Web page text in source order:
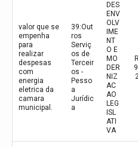
valor que se
empenha
para
realizar
despesas
com
energia
eletrica da
camara
municipal.
39:Out
ros
Serviç
os de
Terceir
os -
Pesso
a
Jurídic
a
DES
ENV
OLV
IME
NT
O E
MO
DER
NIZ
AC
AO
LEG
ISL
ATI
VA